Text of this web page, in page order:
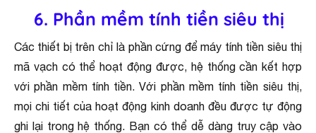
6. Phần mềm tính tiền siêu thị
Các thiết bị trên chỉ là phần cứng để máy tính tiền siêu thị
mã vạch có thể hoạt động được, hệ thống cần kết hợp
với phần mềm tính tiền. Với phần mềm tính tiền siêu thị,
mọi chi tiết của hoạt động kinh doanh đều được tự động
ghi lại trong hệ thống. Bạn có thể dễ dàng truy cập vào